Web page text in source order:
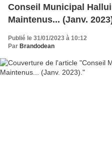
Conseil Municipal
Maintenus... (Janv.
Publié le 31/01/2023 à 10:12
Par Brandodean